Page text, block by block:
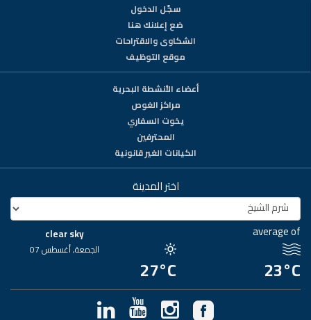
سجّل الدخول
ضع إعلانك هنا
الشكاوى والاقتراحات
موقع التوظيف
أعضاء الأنشطة البحرية
مراكز الغوص
يخوت السفاري
المحترفين
الكيانات الغير قانونية
اختر المدينة
average of
23°C
27°C
clear sky
الجمعة, أغسطس 07